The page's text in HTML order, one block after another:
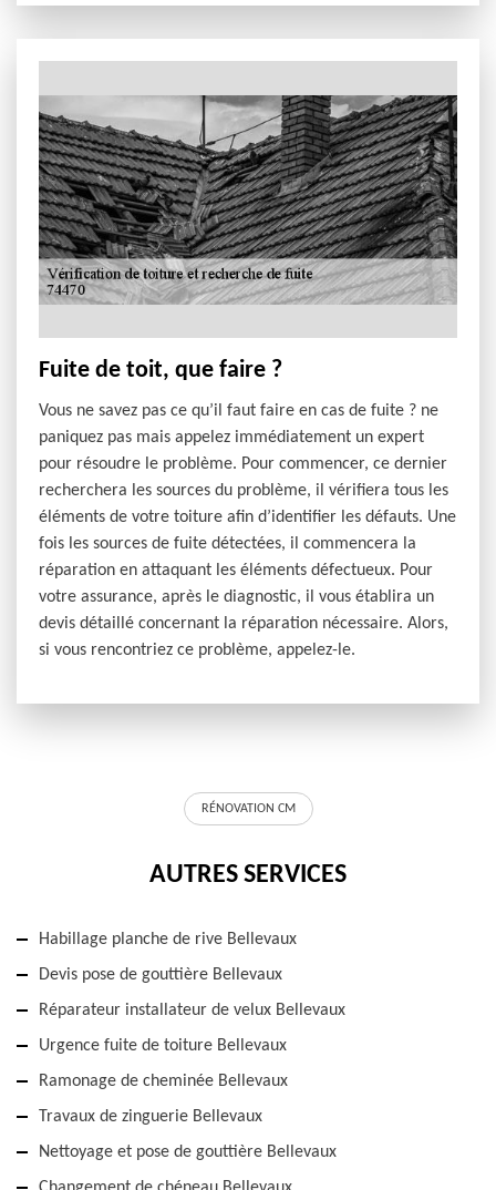
Fuite de toit, que faire ?
Vous ne savez pas ce qu’il faut faire en cas de fuite ? ne
paniquez pas mais appelez immédiatement un expert
pour résoudre le problème. Pour commencer, ce dernier
recherchera les sources du problème, il vérifiera tous les
éléments de votre toiture afin d’identifier les défauts. Une
fois les sources de fuite détectées, il commencera la
réparation en attaquant les éléments défectueux. Pour
votre assurance, après le diagnostic, il vous établira un
devis détaillé concernant la réparation nécessaire. Alors,
si vous rencontriez ce problème, appelez-le.
RÉNOVATION CM
AUTRES SERVICES
Habillage planche de rive Bellevaux
Devis pose de gouttière Bellevaux
Réparateur installateur de velux Bellevaux
Urgence fuite de toiture Bellevaux
Ramonage de cheminée Bellevaux
Travaux de zinguerie Bellevaux
Nettoyage et pose de gouttière Bellevaux